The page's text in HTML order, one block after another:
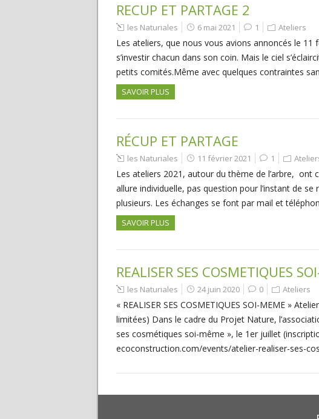
RECUP ET PARTAGE 2
les Naturiales 6 mai 2021 1 Ateliers
Les ateliers, que nous vous avions annoncés le 11
s’investir chacun dans son coin. Mais le ciel
petits comités.Même avec quelques contraintes
SAVOIR PLUS
RÉCUP ET PARTAGE
les Naturiales 11 février 2021 1
Les ateliers 2021, autour du thème de l’arbre, ont
allure individuelle, pas question pour l’instant de
plusieurs. Les échanges se font par mail et
SAVOIR PLUS
REALISER SES COSMETIQUES
les Naturiales 24 juin 2020 0 Ateliers
« REALISER SES COSMETIQUES SOI-MEME »
limitées) Dans le cadre du Projet Nature,
ses cosmétiques soi-même », le 1er juillet
ecoconstruction.com/events/atelier-realiser-ses-